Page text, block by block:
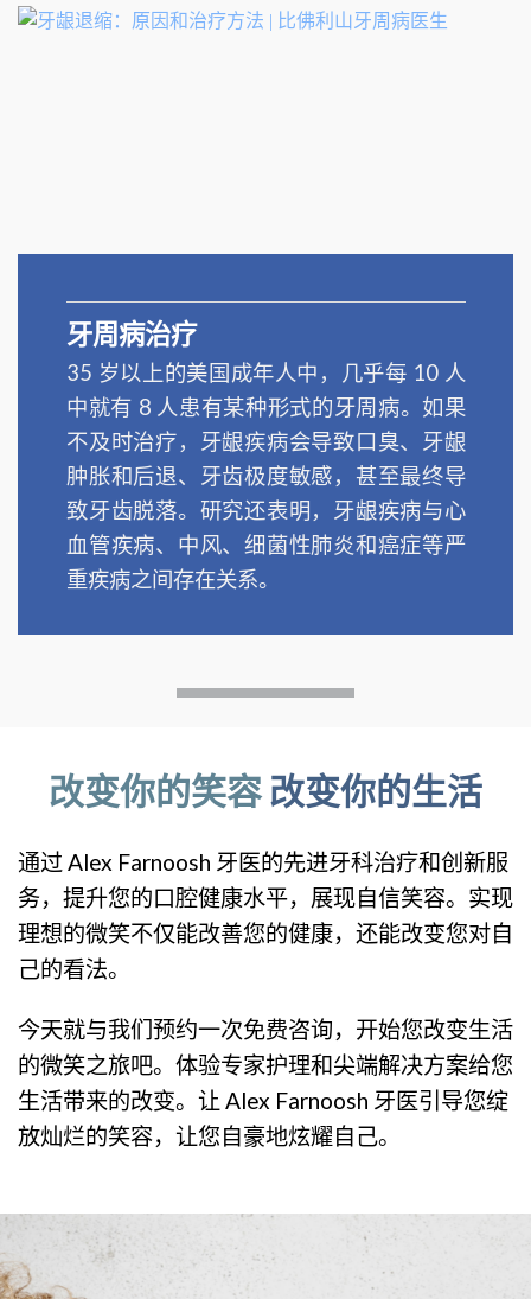
牙周病治疗
35 岁以上的美国成年人中，几乎每 10 人
中就有 8 人患有某种形式的牙周病。如果
不及时治疗，牙龈疾病会导致口臭、牙龈
肿胀和后退、牙齿极度敏感，甚至最终导
致牙齿脱落。研究还表明，牙龈疾病与心
血管疾病、中风、细菌性肺炎和癌症等严
重疾病之间存在关系。
改变你的笑容改变你的生活
通过 Alex Farnoosh 牙医的先进牙科治疗和创新服
务，提升您的口腔健康水平，展现自信笑容。实现
理想的微笑不仅能改善您的健康，还能改变您对自
己的看法。
今天就与我们预约一次免费咨询，开始您改变生活
的微笑之旅吧。体验专家护理和尖端解决方案给您
生活带来的改变。让 Alex Farnoosh 牙医引导您绽
放灿烂的笑容，让您自豪地炫耀自己。